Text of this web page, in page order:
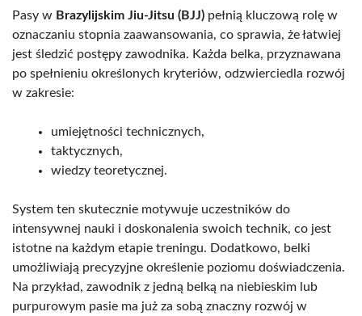
Pasy w Brazylijskim Jiu-Jitsu (BJJ) pełnią kluczową rolę w
oznaczaniu stopnia zaawansowania, co sprawia, że łatwiej
jest śledzić postępy zawodnika. Każda belka, przyznawana
po spełnieniu określonych kryteriów, odzwierciedla rozwój
w zakresie:
umiejętności technicznych,
taktycznych,
wiedzy teoretycznej.
System ten skutecznie motywuje uczestników do
intensywnej nauki i doskonalenia swoich technik, co jest
istotne na każdym etapie treningu. Dodatkowo, belki
umożliwiają precyzyjne określenie poziomu doświadczenia.
Na przykład, zawodnik z jedną belką na niebieskim lub
purpurowym pasie ma już za sobą znaczny rozwój w